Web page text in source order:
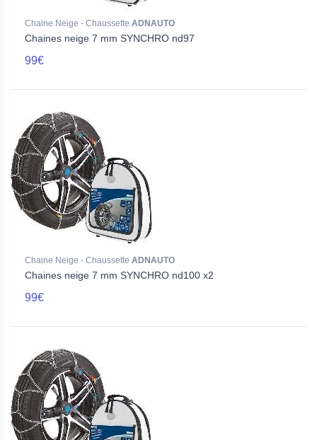
Chaine Neige - Chaussette ADNAUTO
Chaines neige 7 mm SYNCHRO nd97
99€
Chaine Neige - Chaussette ADNAUTO
Chaines neige 7 mm SYNCHRO nd100 x2
99€